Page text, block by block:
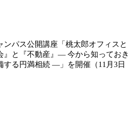
ンパス公開講座「桃太郎オフィスと
』と『不動産』― 今から知っておき
する円満相続 ―」を開催（11月3日